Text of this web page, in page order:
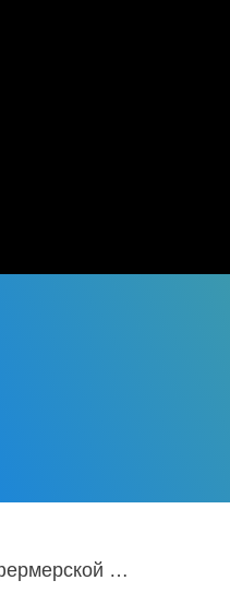
В Улан-Удэ проходит фестиваль фермерской продукции «Свое»